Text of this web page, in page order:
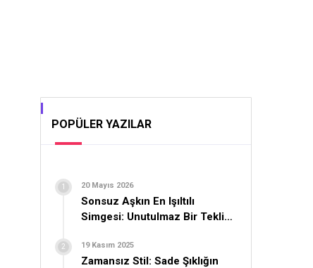
POPÜLER YAZILAR
20 Mayıs 2026
Sonsuz Aşkın En Işıltılı
Simgesi: Unutulmaz Bir Teklif
19 Kasım 2025
Zamansız Stil: Sade Şıklığın